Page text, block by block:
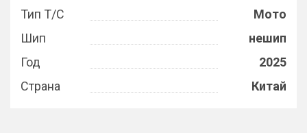
Тип Т/С
Мото
Шип
нешип
Год
2025
Страна
Китай